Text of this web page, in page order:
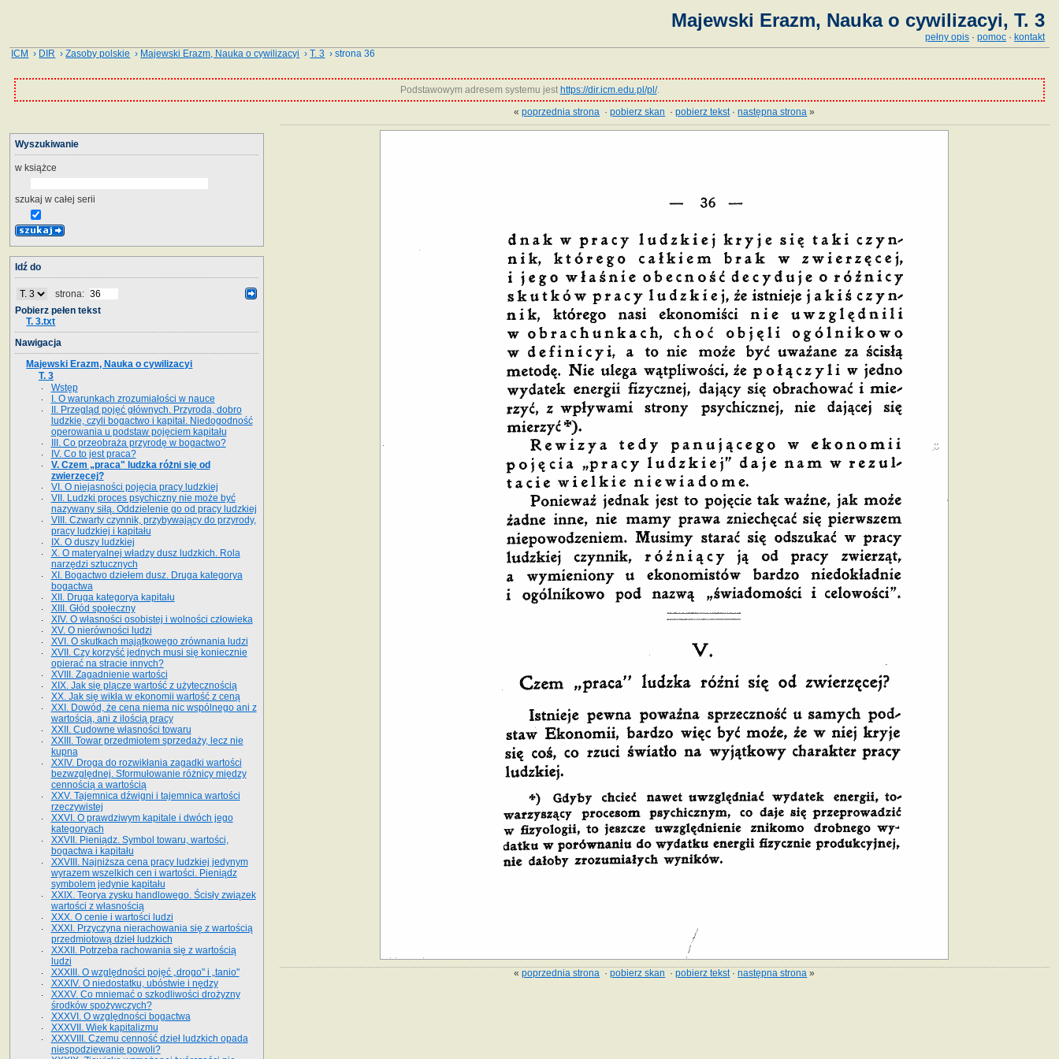
Majewski Erazm, Nauka o cywilizacyi, T. 3
pełny opis · pomoc · kontakt
ICM › DIR ›Zasoby polskie › Majewski Erazm, Nauka o cywilizacyi ›T. 3 › strona 36
Podstawowym adresem systemu jest https://dir.icm.edu.pl/pl/.
«poprzednia strona ·pobierz skan ·pobierz tekst·następna strona »
«poprzednia strona ·pobierz skan ·pobierz tekst·następna strona »
Wyszukiwanie
w książce
szukaj w całej serii
Idź do
strona:
Pobierz pełen tekst
T. 3.txt
Nawigacja
Majewski Erazm, Nauka o cywilizacyi
T. 3
Wstęp
I. O warunkach zrozumiałości w nauce
II. Przegląd pojęć głównych. Przyroda, dobro
ludzkie, czyli bogactwo i kapitał. Niedogodność
operowania u podstaw pojęciem kapitału
III. Co przeobraża przyrodę w bogactwo?
IV. Co to jest praca?
V. Czem „praca" ludzka różni się od
zwierzęcej?
VI. O niejasności pojęcia pracy ludzkiej
VII. Ludzki proces psychiczny nie może być
nazywany siłą. Oddzielenie go od pracy ludzkiej
VIII. Czwarty czynnik, przybywający do przyrody,
pracy ludzkiej i kapitału
IX. O duszy ludzkiej
X. O materyalnej władzy dusz ludzkich. Rola
narzędzi sztucznych
XI. Bogactwo dziełem dusz. Druga kategorya
bogactwa
XII. Druga kategorya kapitału
XIII. Głód społeczny
XIV. O własności osobistej i wolności człowieka
XV. O nierówności ludzi
XVI. O skutkach majątkowego zrównania ludzi
XVII. Czy korzyść jednych musi się koniecznie
opierać na stracie innych?
XVIII. Zagadnienie wartości
XIX. Jak się plącze wartość z użytecznością
XX. Jak się wikła w ekonomii wartość z ceną
XXI. Dowód, że cena niema nic wspólnego ani z
wartością, ani z ilością pracy
XXII. Cudowne własności towaru
XXIII. Towar przedmiotem sprzedaży, lecz nie
kupna
XXIV. Droga do rozwikłania zagadki wartości
bezwzględnej. Sformułowanie różnicy między
cennością a wartością
XXV. Tajemnica dźwigni i tajemnica wartości
rzeczywistej
XXVI. O prawdziwym kapitale i dwóch jego
kategoryach
XXVII. Pieniądz. Symbol towaru, wartości,
bogactwa i kapitału
XXVIII. Najniższa cena pracy ludzkiej jedynym
wyrazem wszelkich cen i wartości. Pieniądz
symbolem jedynie kapitału
XXIX. Teorya zysku handlowego. Ścisły związek
wartości z własnością
XXX. O cenie i wartości ludzi
XXXI. Przyczyna nierachowania się z wartością
przedmiotową dzieł ludzkich
XXXII. Potrzeba rachowania się z wartością
ludzi
XXXIII. O względności pojęć „drogo" i „tanio"
XXXIV. O niedostatku, ubóstwie i nędzy
XXXV. Co mniemać o szkodliwości drożyzny
środków spożywczych?
XXXVI. O względności bogactwa
XXXVII. Wiek kapitalizmu
XXXVIII. Czemu cenność dzieł ludzkich opada
niespodziewanie powoli?